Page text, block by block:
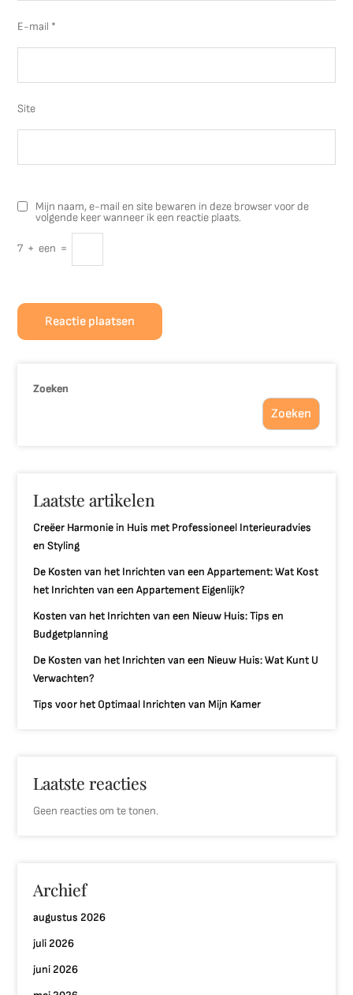
E-mail *
Site
Mijn naam, e-mail en site bewaren in deze browser voor de
volgende keer wanneer ik een reactie plaats.
7 + een =
Zoeken
Zoeken
Laatste artikelen
Creëer Harmonie in Huis met Professioneel Interieuradvies
en Styling
De Kosten van het Inrichten van een Appartement: Wat Kost
het Inrichten van een Appartement Eigenlijk?
Kosten van het Inrichten van een Nieuw Huis: Tips en
Budgetplanning
De Kosten van het Inrichten van een Nieuw Huis: Wat Kunt U
Verwachten?
Tips voor het Optimaal Inrichten van Mijn Kamer
Laatste reacties
Geen reacties om te tonen.
Archief
augustus 2026
juli 2026
juni 2026